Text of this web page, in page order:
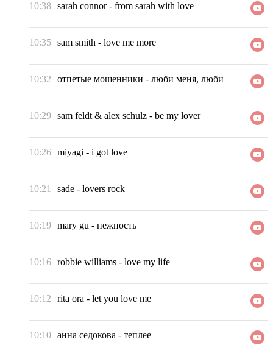
10:38 sarah connor- from sarah with love
10:35 sam smith - love me more
10:32 отпетые мошенники - люби меня, люби
10:29 sam feldt & alex schulz - be my lover
10:26 miyagi - i got love
10:21 sade - lovers rock
10:19 mary gu - нежность
10:16 robbie williams - love my life
10:12 rita ora - let you love me
10:10 анна седокова - теплее